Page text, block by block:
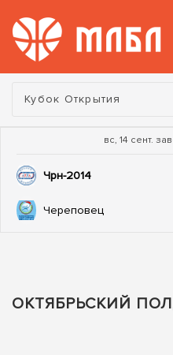
Турнир:
Кубок Открытия
вс, 14 сент.
Чрн-2014
Череповец
ОКТЯБРЬСКИЙ